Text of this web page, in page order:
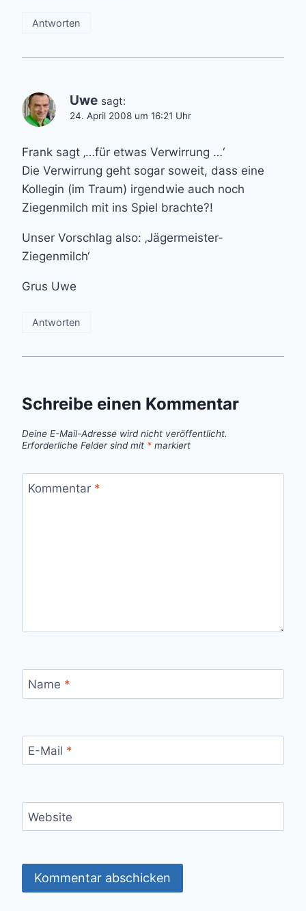
Antworten
Uwe sagt:
24. April 2008 um 16:21 Uhr
Frank sagt ‚…für etwas Verwirrung …‘
Die Verwirrung geht sogar soweit, dass eine
Kollegin (im Traum) irgendwie auch noch
Ziegenmilch mit ins Spiel brachte?!
Unser Vorschlag also: ‚Jägermeister-
Ziegenmilch‘
Grus Uwe
Antworten
Schreibe einen Kommentar
Deine E-Mail-Adresse wird nicht veröffentlicht.
Erforderliche Felder sind mit * markiert
Kommentar *
Name *
E-Mail *
Website